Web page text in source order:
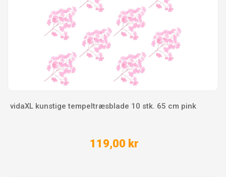
vidaXL kunstige tempeltræsblade 10 stk. 65 cm pink
119,00 kr